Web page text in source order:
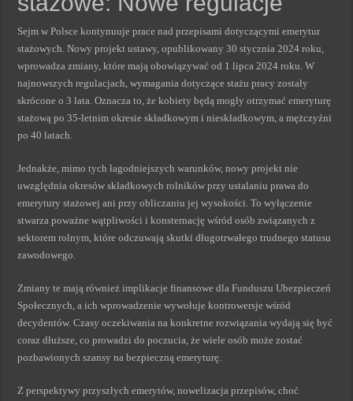
Sejm w Polsce kontynuuje prace nad przepisami dotyczącymi emerytur
stażowych. Nowy projekt ustawy, opublikowany 30 stycznia 2024 roku,
wprowadza zmiany, które mają obowiązywać od 1 lipca 2024 roku. W
najnowszych regulacjach, wymagania dotyczące stażu pracy zostały
skrócone o 3 lata. Oznacza to, że kobiety będą mogły otrzymać emeryturę
stażową po 35-letnim okresie składkowym i nieskładkowym, a mężczyźni
po 40 latach.
Jednakże, mimo tych łagodniejszych warunków, nowy projekt nie
uwzględnia okresów składkowych rolników przy ustalaniu prawa do
emerytury stażowej ani przy obliczaniu jej wysokości. To wyłączenie
stwarza poważne wątpliwości i konsternację wśród osób związanych z
sektorem rolnym, które odczuwają skutki długotrwałego trudnego statusu
zawodowego.
Zmiany te mają również implikacje finansowe dla Funduszu Ubezpieczeń
Społecznych, a ich wprowadzenie wywołuje kontrowersje wśród
decydentów. Czasy oczekiwania na konkretne rozwiązania wydają się być
coraz dłuższe, co prowadzi do poczucia, że wiele osób może zostać
pozbawionych szansy na bezpieczną emeryturę.
Z perspektywy przyszłych emerytów, nowelizacja przepisów, choć